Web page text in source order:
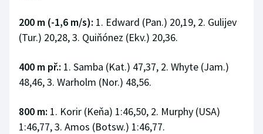
200 m (-1,6 m/s): 1. Edward (Pan.) 20,19, 2. Gulijev
(Tur.) 20,28, 3. Quiňónez (Ekv.) 20,36.
400 m př.: 1. Samba (Kat.) 47,37, 2. Whyte (Jam.)
48,46, 3. Warholm (Nor.) 48,56.
800 m: 1. Korir (Keňa) 1:46,50, 2. Murphy (USA)
1:46,77, 3. Amos (Botsw.) 1:46,77.